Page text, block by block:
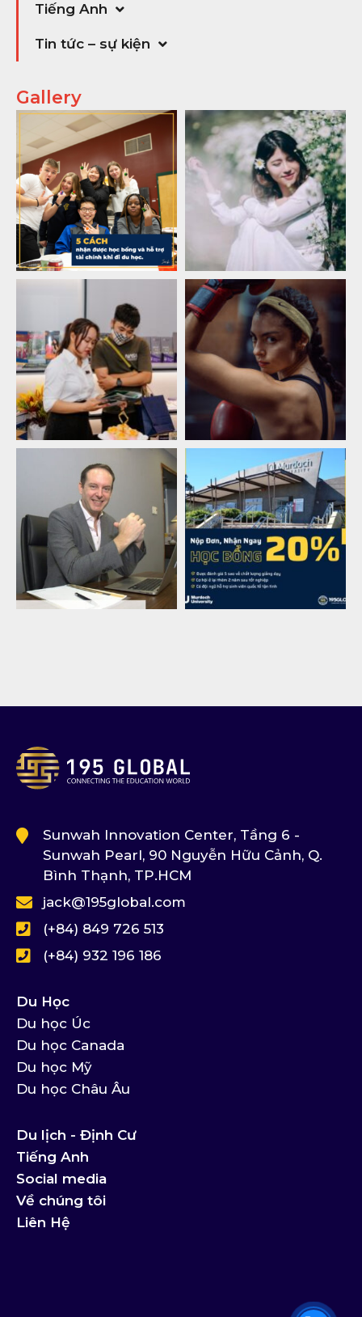
Tiếng Anh
Tin tức – sự kiện
Gallery
Sunwah Innovation Center, Tầng 6 -
Sunwah Pearl, 90 Nguyễn Hữu Cảnh, Q.
Bình Thạnh, TP.HCM
jack@195global.com
(+84) 849 726 513
(+84) 932 196 186
Du Học
Du học Úc
Du học Canada
Du học Mỹ
Du học Châu Âu
Du lịch - Định Cư
Tiếng Anh
Social media
Về chúng tôi
Liên Hệ